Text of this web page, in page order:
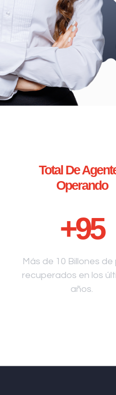
Total De
Operando
+95
Más de 10 Billones de
recuperados en los
años.